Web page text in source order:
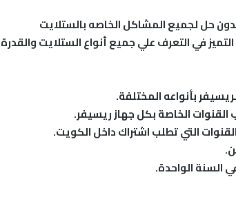
حل لجميع المشاكل الخاصه بالستلايت
في التعرف علي جميع أنواع الستلايت والقدرة
بأنواعه المختلفة.
القنوات الخاصة بكل جهاز ريسيفر.
التي تطلب اشتراك داخل الكويت.
السنة الواحدة.